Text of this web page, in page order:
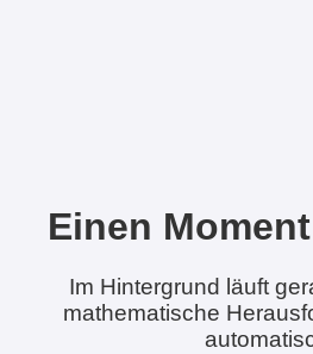
Einen
Im Hintergrund läuft
mathematische